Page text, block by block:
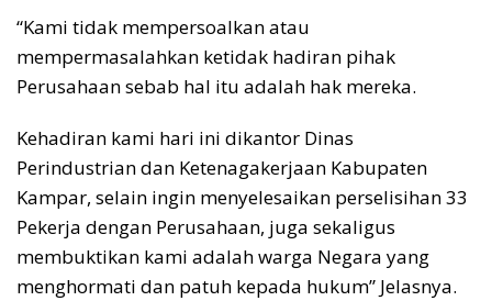
“Kami tidak mempersoalkan atau
mempermasalahkan ketidak hadiran pihak
Perusahaan sebab hal itu adalah hak mereka.
Kehadiran kami hari ini dikantor Dinas
Perindustrian dan Ketenagakerjaan Kabupaten
Kampar, selain ingin menyelesaikan perselisihan 33
Pekerja dengan Perusahaan, juga sekaligus
membuktikan kami adalah warga Negara yang
menghormati dan patuh kepada hukum” Jelasnya.